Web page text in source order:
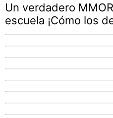
Un verdadero
escuela ¡Cómo los